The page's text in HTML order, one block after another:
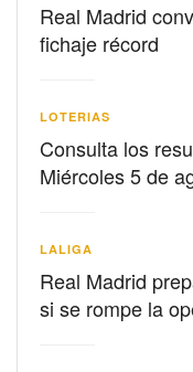
Real Madrid
fichaje récord
LOTERIAS
Consulta los
Miércoles 5 de
LALIGA
Real Madrid
si se rompe la